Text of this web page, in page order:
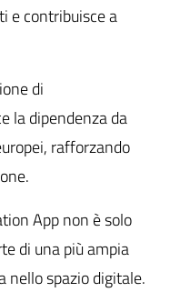
e contribuisce a
di
la dipendenza da
rafforzando
App non è solo
di una più ampia
nello spazio digitale.